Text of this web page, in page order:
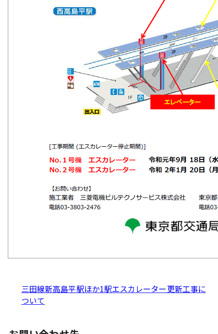
三田線新高島平駅ほか1駅エスカレーター更新工事に
ついて